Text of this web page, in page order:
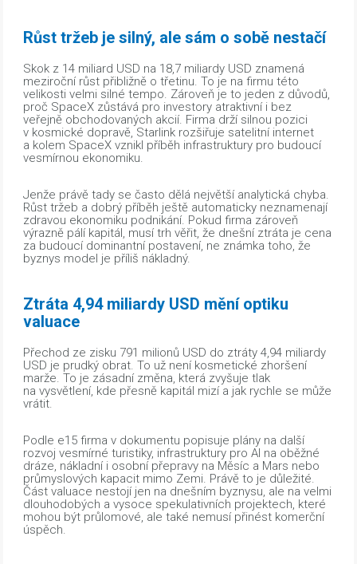
Růst tržeb je silný, ale sám o sobě nestačí
Skok z 14 miliard USD na 18,7 miliardy USD znamená
meziroční růst přibližně o třetinu. To je na firmu této
velikosti velmi silné tempo. Zároveň je to jeden z důvodů,
proč SpaceX zůstává pro investory atraktivní i bez
veřejně obchodovaných akcií. Firma drží silnou pozici
v kosmické dopravě, Starlink rozšiřuje satelitní internet
a kolem SpaceX vznikl příběh infrastruktury pro budoucí
vesmírnou ekonomiku.
Jenže právě tady se často dělá největší analytická chyba.
Růst tržeb a dobrý příběh ještě automaticky neznamenají
zdravou ekonomiku podnikání. Pokud firma zároveň
výrazně pálí kapitál, musí trh věřit, že dnešní ztráta je cena
za budoucí dominantní postavení, ne známka toho, že
byznys model je příliš nákladný.
Ztráta 4,94 miliardy USD mění optiku
valuace
Přechod ze zisku 791 milionů USD do ztráty 4,94 miliardy
USD je prudký obrat. To už není kosmetické zhoršení
marže. To je zásadní změna, která zvyšuje tlak
na vysvětlení, kde přesně kapitál mizí a jak rychle se může
vrátit.
Podle e15 firma v dokumentu popisuje plány na další
rozvoj vesmírné turistiky, infrastruktury pro AI na oběžné
dráze, nákladní i osobní přepravy na Měsíc a Mars nebo
průmyslových kapacit mimo Zemi. Právě to je důležité.
Část valuace nestojí jen na dnešním byznysu, ale na velmi
dlouhodobých a vysoce spekulativních projektech, které
mohou být průlomové, ale také nemusí přinést komerční
úspěch.